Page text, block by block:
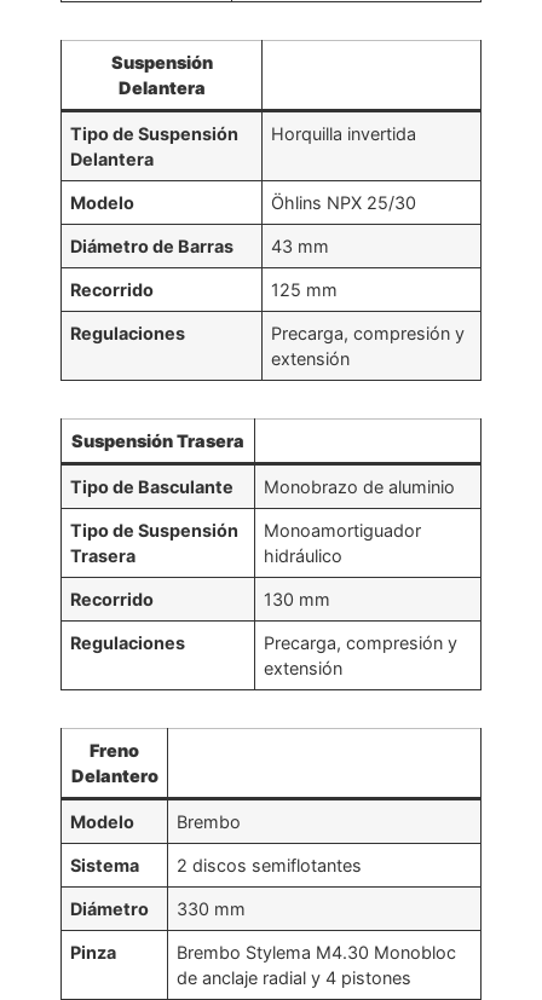
Suspensión
Delantera
Tipo de Suspensión
Delantera
Horquilla invertida
Modelo Öhlins NPX 25/30
Diámetro de Barras 43 mm
Recorrido 125 mm
Regulaciones
Precarga, compresión y
extensión
Suspensión Trasera
Tipo de Basculante Monobrazo de aluminio
Tipo de Suspensión
Trasera
Monoamortiguador
hidráulico
Recorrido 130 mm
Regulaciones
Precarga, compresión y
extensión
Freno
Delantero
Modelo Brembo
Sistema 2 discos semiflotantes
Diámetro 330 mm
Pinza
Brembo Stylema M4.30 Monobloc
de anclaje radial y 4 pistones